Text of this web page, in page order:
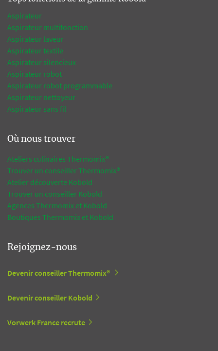
Aspirateur
Aspirateur multifonction
Aspirateur laveur
Aspirateur textile
Aspirateur silencieux
Aspirateur robot
Aspirateur robot programmable
Aspirateur nettoyeur
Aspirateur sans fil
Où nous trouver
Ateliers culinaires Thermomix®
Trouver un conseiller Thermomix®
Atelier découverte Kobold
Trouver un conseiller Kobold
Agences Thermomix et Kobold
Boutiques Thermomix et Kobold
Rejoignez-nous
Devenir conseiller Thermomix®
Devenir conseiller Kobold
Vorwerk France recrute